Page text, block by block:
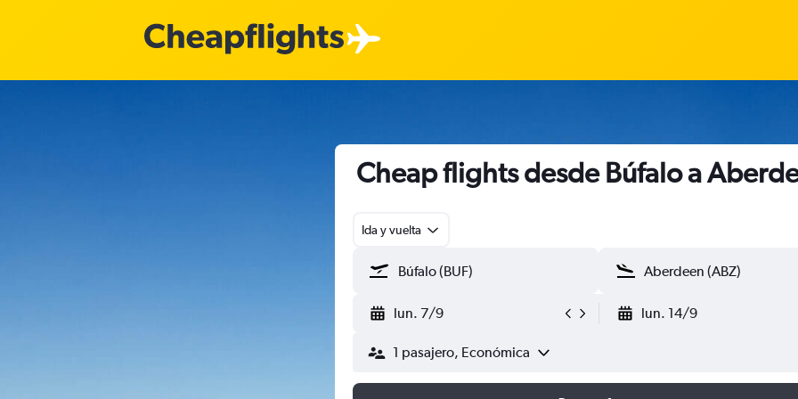
Cheap flights desde Búfalo a
Ida y vuelta
lun. 7/9 lun. 14/9
1 pasajero, Económica